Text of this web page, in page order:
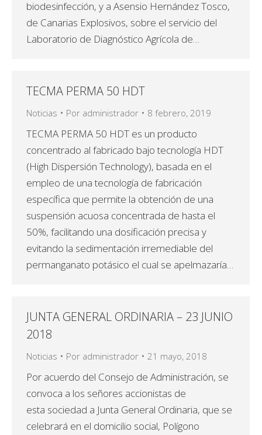
biodesinfección, y a Asensio Hernández Tosco,
de Canarias Explosivos, sobre el servicio del
Laboratorio de Diagnóstico Agrícola de…
TECMA PERMA 50 HDT
Noticias Por administrador 8 febrero, 2019
TECMA PERMA 50 HDT es un producto
concentrado al fabricado bajo tecnología HDT
(High Dispersión Technology), basada en el
empleo de una tecnología de fabricación
específica que permite la obtención de una
suspensión acuosa concentrada de hasta el
50%, facilitando una dosificación precisa y
evitando la sedimentación irremediable del
permanganato potásico el cual se apelmazaría…
JUNTA GENERAL ORDINARIA – 23 JUNIO
2018
Noticias Por administrador 21 mayo, 2018
Por acuerdo del Consejo de Administración, se
convoca a los señores accionistas de
esta sociedad a Junta General Ordinaria, que se
celebrará en el domicilio social, Polígono